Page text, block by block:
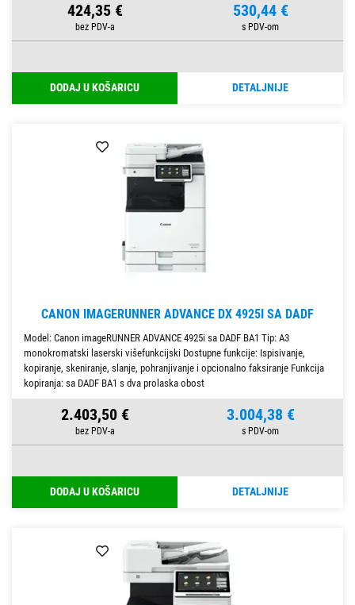
424,35 € 530,44 €
DODAJ U KOŠARICU DETALJNIJE
CANON IMAGERUNNER ADVANCE DX 4925I SA DADF
Model: Canon imageRUNNER ADVANCE 4925i sa DADF BA1 Tip: A3
monokromatski laserski višefunkcijski Dostupne funkcije: Ispisivanje,
kopiranje, skeniranje, slanje, pohranjivanje i opcionalno faksiranje Funkcija
kopiranja: sa DADF BA1 s dva prolaska obost
2.403,50 € 3.004,38 €
DODAJ U KOŠARICU DETALJNIJE